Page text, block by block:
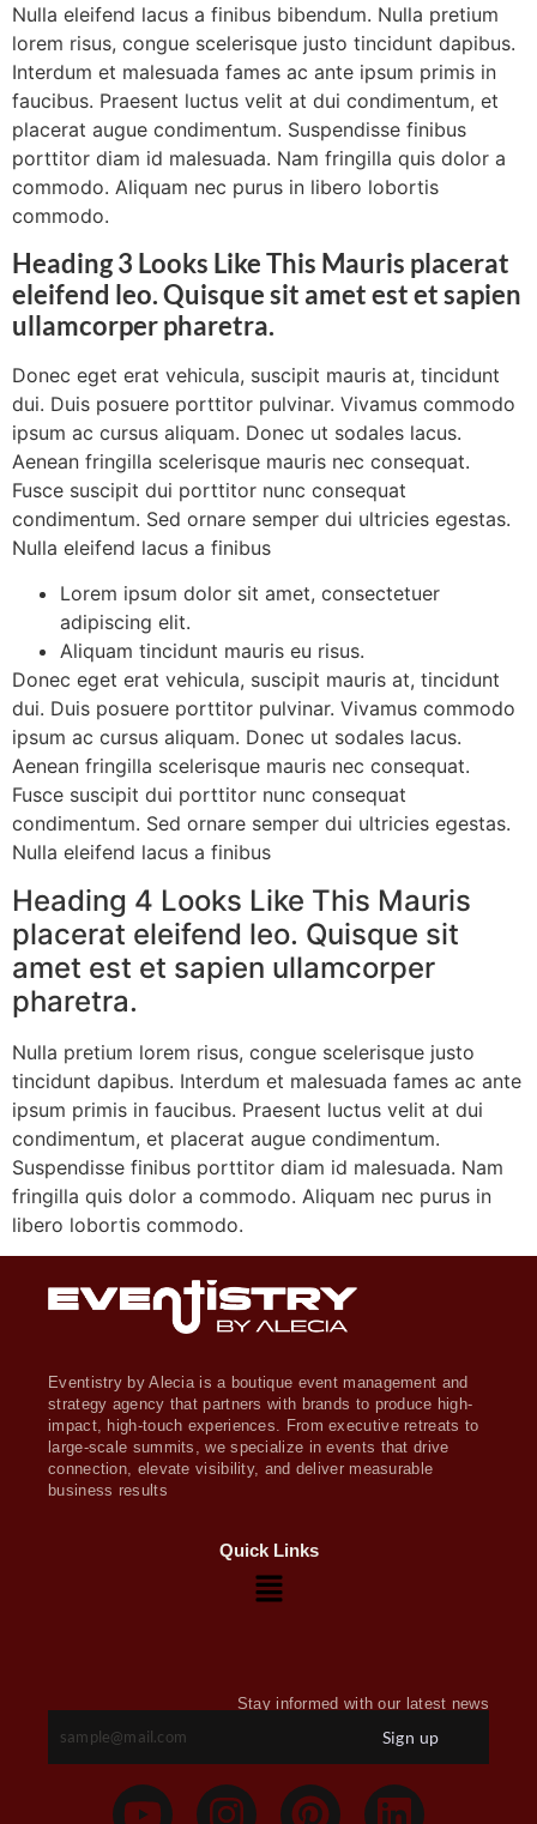
Nulla eleifend lacus a finibus bibendum. Nulla pretium
lorem risus, congue scelerisque justo tincidunt dapibus.
Interdum et malesuada fames ac ante ipsum primis in
faucibus. Praesent luctus velit at dui condimentum, et
placerat augue condimentum. Suspendisse finibus
porttitor diam id malesuada. Nam fringilla quis dolor a
commodo. Aliquam nec purus in libero lobortis
commodo.
Heading 3 Looks Like This Mauris placerat
eleifend leo. Quisque sit amet est et sapien
ullamcorper pharetra.
Donec eget erat vehicula, suscipit mauris at, tincidunt
dui. Duis posuere porttitor pulvinar. Vivamus commodo
ipsum ac cursus aliquam. Donec ut sodales lacus.
Aenean fringilla scelerisque mauris nec consequat.
Fusce suscipit dui porttitor nunc consequat
condimentum. Sed ornare semper dui ultricies egestas.
Nulla eleifend lacus a finibus
Lorem ipsum dolor sit amet, consectetuer
adipiscing elit.
Aliquam tincidunt mauris eu risus.
Donec eget erat vehicula, suscipit mauris at, tincidunt
dui. Duis posuere porttitor pulvinar. Vivamus commodo
ipsum ac cursus aliquam. Donec ut sodales lacus.
Aenean fringilla scelerisque mauris nec consequat.
Fusce suscipit dui porttitor nunc consequat
condimentum. Sed ornare semper dui ultricies egestas.
Nulla eleifend lacus a finibus
Heading 4 Looks Like This Mauris
placerat eleifend leo. Quisque sit
amet est et sapien ullamcorper
pharetra.
Nulla pretium lorem risus, congue scelerisque justo
tincidunt dapibus. Interdum et malesuada fames ac ante
ipsum primis in faucibus. Praesent luctus velit at dui
condimentum, et placerat augue condimentum.
Suspendisse finibus porttitor diam id malesuada. Nam
fringilla quis dolor a commodo. Aliquam nec purus in
libero lobortis commodo.
Eventistry by Alecia is a boutique event management and
strategy agency that partners with brands to produce high-
impact, high-touch experiences. From executive retreats to
large-scale summits, we specialize in events that drive
connection, elevate visibility, and deliver measurable
business results
Quick Links
Stay informed with our latest news
Sign up